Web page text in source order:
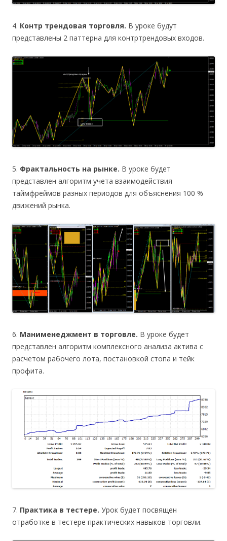
4. Контр трендовая торговля. В уроке будут
представлены 2 паттерна для контртрендовых входов.
5. Фрактальность на рынке. В уроке будет
представлен алгоритм учета взаимодействия
таймфреймов разных периодов для объяснения 100 %
движений рынка.
6. Манименеджмент в торговле. В уроке будет
представлен алгоритм комплексного анализа актива с
расчетом рабочего лота, постановкой стопа и тейк
профита.
7. Практика в тестере. Урок будет посвящен
отработке в тестере практических навыков торговли.